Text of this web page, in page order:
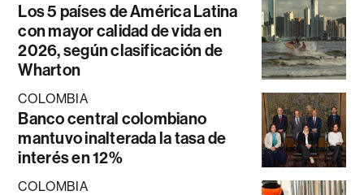
Los 5 países de América Latina
con mayor calidad de vida en
2026, según clasificación de
Wharton
COLOMBIA
Banco central colombiano
mantuvo inalterada la tasa de
interés en 12%
COLOMBIA